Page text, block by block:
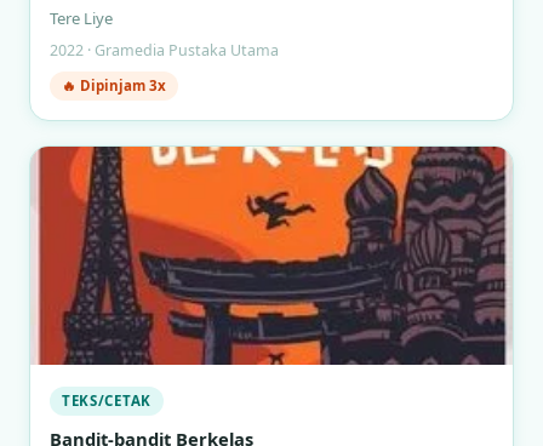
Tere Liye
2022 · Gramedia Pustaka Utama
🔥 Dipinjam 3x
TEKS/CETAK
Bandit-bandit Berkelas